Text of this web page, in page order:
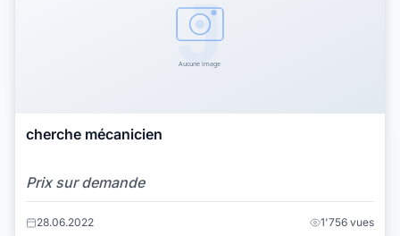
cherche mécanicien
Prix sur demande
28.06.2022 1'756 vues